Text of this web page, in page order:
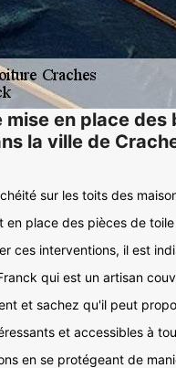
mise en place des
la ville de
sur les toits des
en place des pièces de
ces interventions, il est
qui est un artisan
et sachez qu'il peut
et accessibles à
en se protégeant de